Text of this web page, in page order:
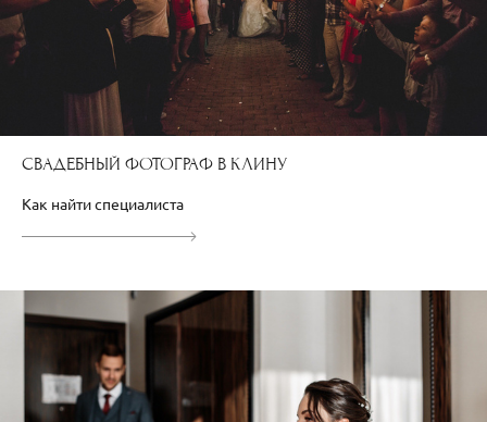
СВАДЕБНЫЙ ФОТОГРАФ В КЛИНУ
Как найти специалиста